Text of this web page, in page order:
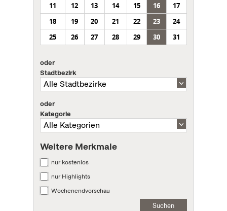
11
12 13 14 15 16
17
18
19 20 21 22 23
24
25
26 27 28 29 30 31
oder
Stadtbezirk
oder
Kategorie
Weitere Merkmale
nur kostenlos
nur Highlights
Wochenendvorschau
Suchen